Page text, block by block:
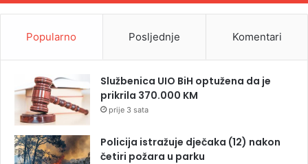
Popularno Posljednje Komentari
Službenica UIO BiH optužena da je
prikrila 370.000 KM
prije 3 sata
Policija istražuje dječaka (12) nakon
četiri požara u parku